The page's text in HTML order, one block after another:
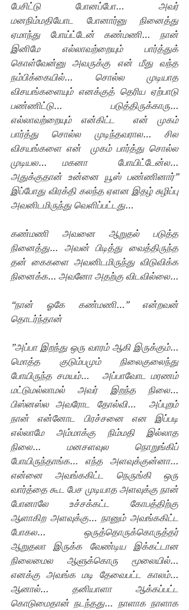
பேசிட்டு போனப்போ… அவர்
மனநிம்மதியோட போனார்னு நினைத்து
ஏமாந்து போய்ட்டேன் கண்மணி… நான்
இனிமே எல்லாவற்றையும் பார்த்துக்
கொள்வேன்னு அவருக்கு என் மீது வந்த
நம்பிக்கையில்… சொல்ல முடியாத
விசயங்களையும் எனக்குத் தெரிய ஏற்பாடு
பண்ணிட்டு… படுத்திருக்காரு…
எல்லாவற்றையும் என்கிட்ட  என் முகம்
பார்த்து சொல்ல முடிந்தவரால… சில
விசயங்களை என்  முகம் பார்த்து சொல்ல
முடியல… மகனா  போயிட்டேன்ல…
அதுக்குதான் உன்னை யூஸ் பண்ணினார்”
இப்போது விரக்தி கலந்த ஏளன இதழ் சுழிப்பு
அவனிடமிருந்து வெளிப்பட்டது…
கண்மணி அவனை ஆறுதல் படுத்த
நினைத்து… அவன் பிடித்து வைத்திருந்த
தன் கைகளை அவனிடமிருந்து விடுவிக்க
“நான் ஓகே கண்மணி…” என்றவன்
தொடர்ந்தான்
”அப்பா இறந்து ஒரு வாரம் ஆகி இருக்கும்…
மொத்த  குடும்பமும்  நிலைகுலைந்து
போயிருந்த சமயம்…   அப்பாவோட மரணம்
மட்டுமல்லாமல் அவர் இறந்த நிலை…
பிஸ்னஸ்ல அவரோட தோல்வி…  அப்புறம்
நான் என்னோட பிரச்சனை என இப்படி
எல்லாமே அம்மாக்கு நிம்மதி இல்லாத
நிலை… மனசளவுல நொறுங்கிப்
போயிருந்தாங்க… எந்த அளவுக்குன்னா…
என்னை அவங்ககிட்ட நெருங்கி ஒரு
வார்த்தை கூட பேச முடியாத அளவுக்கு நான்
போனாலே உச்சக்கட்ட கோபத்திற்கு
ஆளாகிற அளவுக்கு… நானும் அவங்ககிட்ட
போகல… ஒருத்தொருக்கொருத்தர்
ஆறுதலா இருக்க வேண்டிய இக்கட்டான
நிலைமைல ஆளுக்கொரு மூலையில்…
எனக்கு அவங்க மடி தேவைபட்ட காலம்…
ஆனால்… தனியாளா ஆக்கப்பட்ட
கொடுமைதான் நடந்தது… நாளாக நாளாக